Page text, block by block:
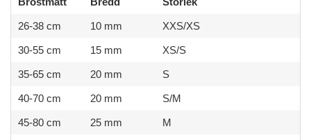
26-38 cm 10 mm XXS/XS
30-55 cm 15 mm XS/S
35-65 cm 20 mm S
40-70 cm 20 mm S/M
45-80 cm 25 mm M